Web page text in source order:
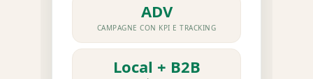
ADV
CAMPAGNE CON KPI E TRACKING
Local + B2B